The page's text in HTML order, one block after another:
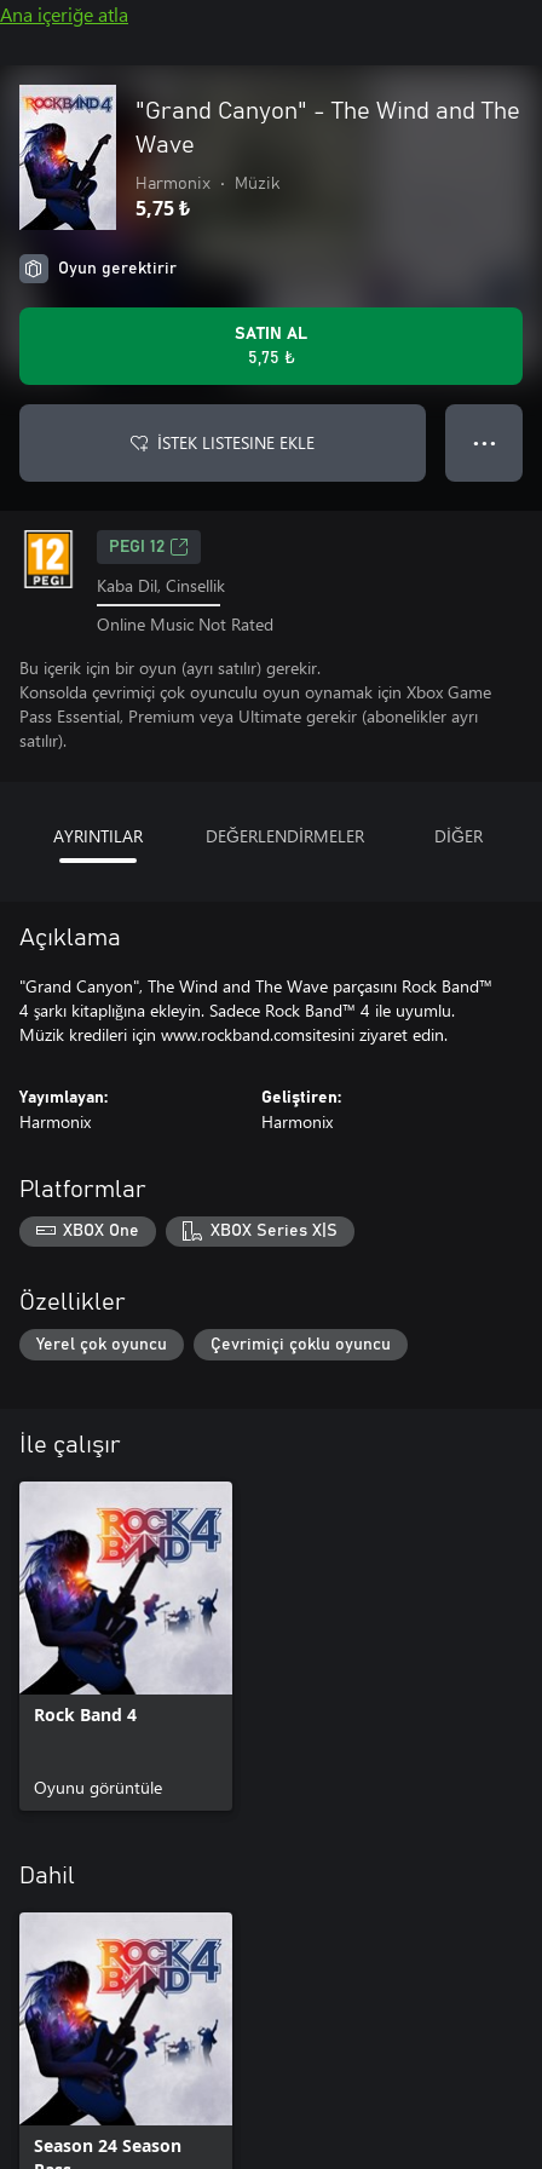
Ana içeriğe atla
"Grand Canyon" - The Wind and The
Wave
Harmonix • Müzik
5,75 ₺
Oyun gerektirir
SATIN AL
5,75 ₺
İSTEK LISTESINE EKLE ● ● ●
PEGI 12
Kaba Dil, Cinsellik
Online Music Not Rated
Bu içerik için bir oyun (ayrı satılır) gerekir.
Konsolda çevrimiçi çok oyunculu oyun oynamak için Xbox Game
Pass Essential, Premium veya Ultimate gerekir (abonelikler ayrı
satılır).
AYRINTILAR DEĞERLENDİRMELER DİĞER
Açıklama
"Grand Canyon", The Wind and The Wave parçasını Rock Band™
4 şarkı kitaplığına ekleyin. Sadece Rock Band™ 4 ile uyumlu.
Müzik kredileri için www.rockband.comsitesini ziyaret edin.
Yayımlayan:
Harmonix
Geliştiren:
Harmonix
Platformlar
XBOX One XBOX Series X|S
Özellikler
Yerel çok oyuncu Çevrimiçi çoklu oyuncu
İle çalışır
Rock Band 4
Oyunu görüntüle
Dahil
Season 24 Season